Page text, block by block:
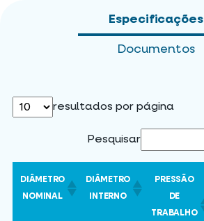
Especificações
Documentos
resultados por página
Pesquisar
DIÂMETRO
NOMINAL
DIÂMETRO
INTERNO
PRESSÃO
DE
TRABALHO